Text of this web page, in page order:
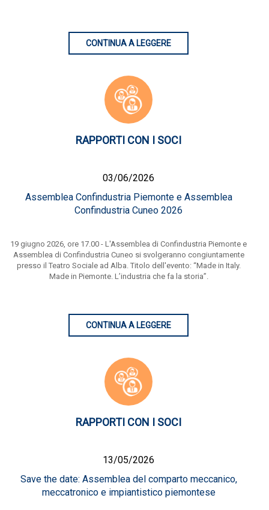
CONTINUA A LEGGERE
RAPPORTI CON I SOCI
03/06/2026
Assemblea Confindustria Piemonte e Assemblea
Confindustria Cuneo 2026
19 giugno 2026, ore 17.00 - L'Assemblea di Confindustria Piemonte e
Assemblea di Confindustria Cuneo si svolgeranno congiuntamente
presso il Teatro Sociale ad Alba. Titolo dell'evento: “Made in Italy.
Made in Piemonte. L’industria che fa la storia”.
CONTINUA A LEGGERE
RAPPORTI CON I SOCI
13/05/2026
Save the date: Assemblea del comparto meccanico,
meccatronico e impiantistico piemontese